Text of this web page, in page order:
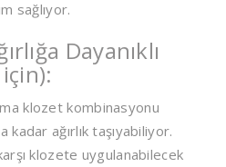
sağlıyor.
Dayanıklı
klozet kombinasyonu
ağırlık taşıyabiliyor.
klozete uygulanabilecek